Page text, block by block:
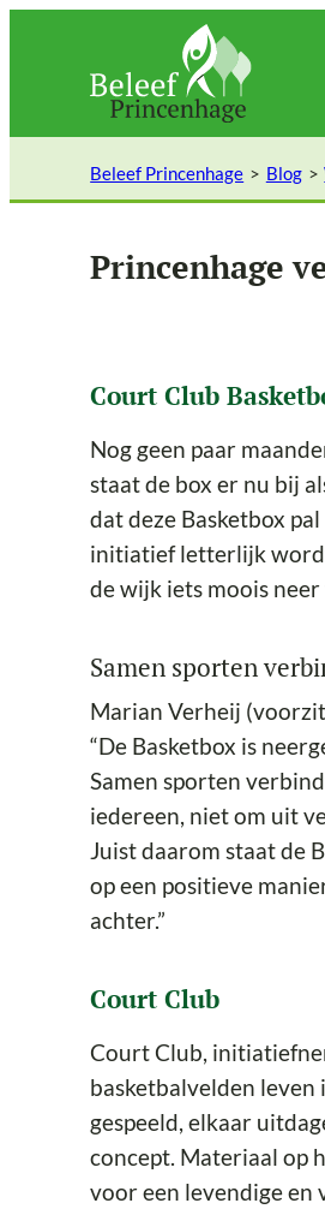
inhoud
Beleef Princenhage Blog
Princenhage
Court Club
Nog geen paar
staat de box er nu bij
dat deze Basketbox
initiatief letterlijk wordt
de wijk iets moois
Samen sporten
Marian Verheij
“De Basketbox is
Samen sporten
iedereen, niet om uit
Juist daarom staat de
op een positieve
achter.”
Court Club
Court Club,
basketbalvelden
gespeeld, elkaar
concept. Materiaal op
voor een levendige en